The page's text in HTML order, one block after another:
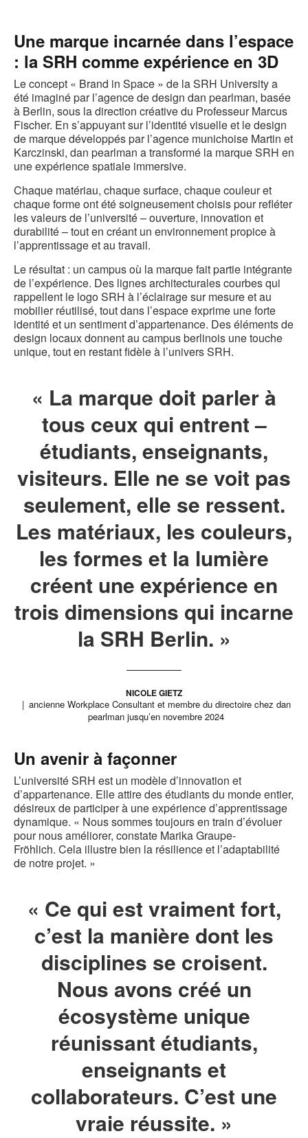
Une marque incarnée dans l’espace
: la SRH comme expérience en 3D
Le concept « Brand in Space » de la SRH University a
été imaginé par l’agence de design dan pearlman, basée
à Berlin, sous la direction créative du Professeur Marcus
Fischer. En s’appuyant sur l’identité visuelle et le design
de marque développés par l’agence munichoise Martin et
Karczinski, dan pearlman a transformé la marque SRH en
une expérience spatiale immersive.
Chaque matériau, chaque surface, chaque couleur et
chaque forme ont été soigneusement choisis pour refléter
les valeurs de l’université – ouverture, innovation et
durabilité – tout en créant un environnement propice à
l’apprentissage et au travail.
Le résultat : un campus où la marque fait partie intégrante
de l’expérience. Des lignes architecturales courbes qui
rappellent le logo SRH à l’éclairage sur mesure et au
mobilier réutilisé, tout dans l’espace exprime une forte
identité et un sentiment d’appartenance. Des éléments de
design locaux donnent au campus berlinois une touche
unique, tout en restant fidèle à l’univers SRH.
« La marque doit parler à
tous ceux qui entrent –
étudiants, enseignants,
visiteurs. Elle ne se voit pas
seulement, elle se ressent.
Les matériaux, les couleurs,
les formes et la lumière
créent une expérience en
trois dimensions qui incarne
la SRH Berlin. »
NICOLE GIETZ
ancienne Workplace Consultant et membre du directoire chez dan
pearlman jusqu’en novembre 2024
Un avenir à façonner
L’université SRH est un modèle d’innovation et
d’appartenance. Elle attire des étudiants du monde entier,
désireux de participer à une expérience d’apprentissage
dynamique. « Nous sommes toujours en train d’évoluer
pour nous améliorer, constate Marika Graupe-
Fröhlich. Cela illustre bien la résilience et l’adaptabilité
de notre projet. »
« Ce qui est vraiment fort,
c’est la manière dont les
disciplines se croisent.
Nous avons créé un
écosystème unique
réunissant étudiants,
enseignants et
collaborateurs. C’est une
vraie réussite. »